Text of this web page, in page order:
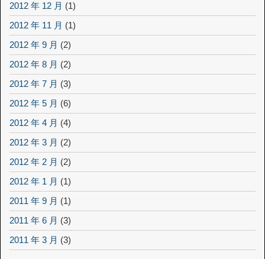
2012 年 12 月 (1)
2012 年 11 月 (1)
2012 年 9 月 (2)
2012 年 8 月 (2)
2012 年 7 月 (3)
2012 年 5 月 (6)
2012 年 4 月 (4)
2012 年 3 月 (2)
2012 年 2 月 (2)
2012 年 1 月 (1)
2011 年 9 月 (1)
2011 年 6 月 (3)
2011 年 3 月 (3)